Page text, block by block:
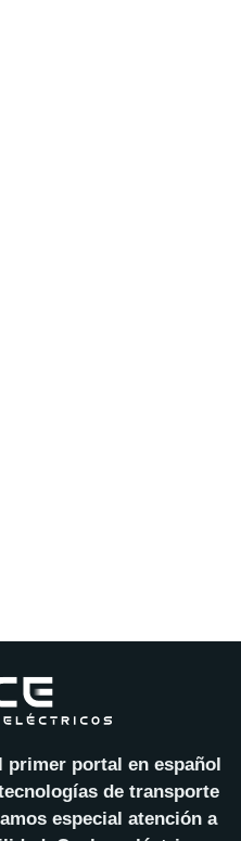
primer portal en español
de transporte
especial atención a